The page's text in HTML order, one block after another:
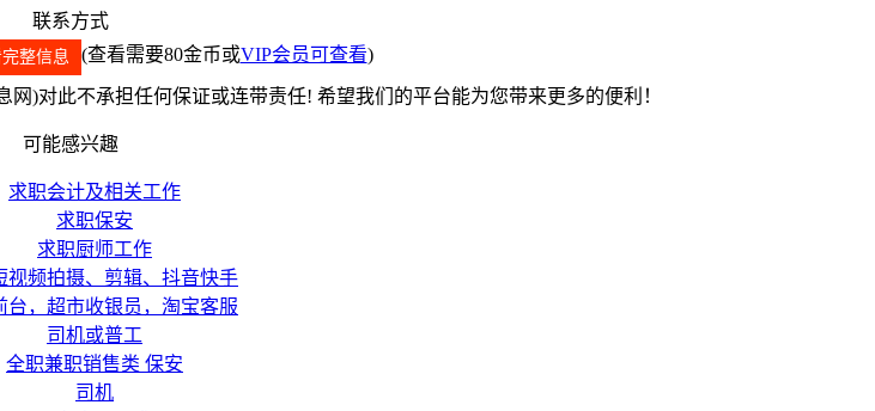
联系方式
整信息 (查看需要80金币或VIP会员可查看)
)对此不承担任何保证或连带责任! 希望我们的平台能为您带来更多的便利！
可能感兴趣
求职会计及相关工作
求职保安
求职厨师工作
视频拍摄、剪辑、抖音快手
台，超市收银员，淘宝客服
司机或普工
全职兼职销售类 保安
司机